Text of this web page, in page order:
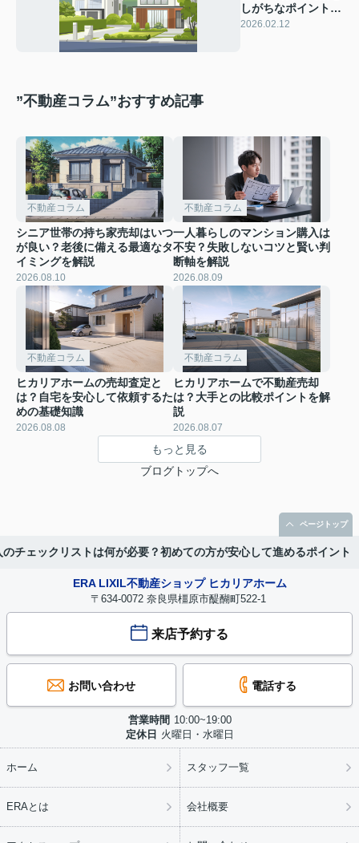
しがちなポイント
は？初めて購入する
2026.02.12
”不動産コラム”おすすめ記事
不動産コラム
シニア世帯の持ち家売却はいつ
が良い？老後に備える最適なタ
イミングを解説
2026.08.10
不動産コラム
一人暮らしのマンション購入は
不安？失敗しないコツと賢い判
断軸を解説
2026.08.09
不動産コラム
ヒカリアホームの売却査定と
は？自宅を安心して依頼するた
めの基礎知識
2026.08.08
不動産コラム
ヒカリアホームで不動産売却
は？大手との比較ポイントを解
説
2026.08.07
もっと見る
ブログトップへ
のチェックリストは何が必要？初めての方が安心して進めるポイント
ERA LIXIL不動産ショップ ヒカリアホーム
〒634-0072 奈良県橿原市醍醐町522-1
来店予約する
お問い合わせ 電話する
営業時間 10:00~19:00
定休日 火曜日・水曜日
ホーム スタッフ一覧
ERAとは 会社概要
ページトップ